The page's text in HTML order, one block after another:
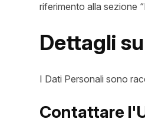
riferimento alla sezione
Dettagli
I Dati Personali sono
Contattare